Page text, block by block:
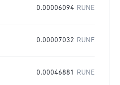
0.00006094 RUNE
0.00007032 RUNE
0.00046881 RUNE